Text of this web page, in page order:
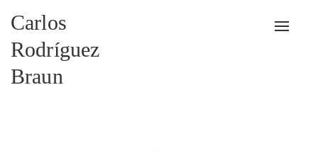
Carlos
Rodríguez
Braun